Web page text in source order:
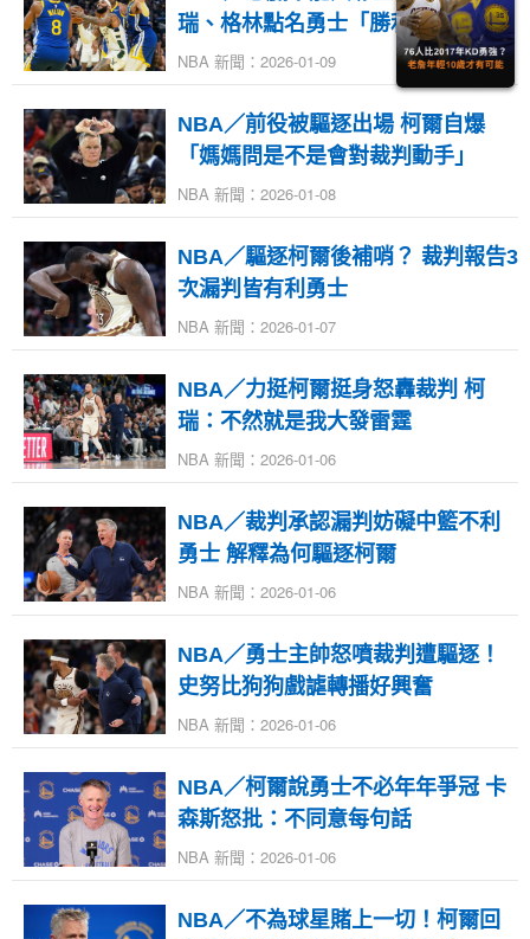
瑞、格林點名勇士「勝利X因子」
NBA 新聞：2026-01-09
NBA／前役被驅逐出場 柯爾自爆
「媽媽問是不是會對裁判動手」
NBA 新聞：2026-01-08
NBA／驅逐柯爾後補哨？ 裁判報告3
次漏判皆有利勇士
NBA 新聞：2026-01-07
NBA／力挺柯爾挺身怒轟裁判 柯
瑞：不然就是我大發雷霆
NBA 新聞：2026-01-06
NBA／裁判承認漏判妨礙中籃不利
勇士 解釋為何驅逐柯爾
NBA 新聞：2026-01-06
NBA／勇士主帥怒噴裁判遭驅逐！
史努比狗狗戲謔轉播好興奮
NBA 新聞：2026-01-06
NBA／柯爾說勇士不必年年爭冠 卡
森斯怒批：不同意每句話
NBA 新聞：2026-01-06
NBA／不為球星賭上一切！柯爾回